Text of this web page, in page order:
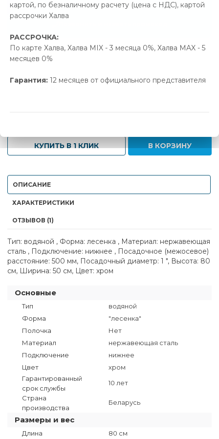
картой, по безналичному расчету (цена с НДС), картой
рассрочки Халва
РАССРОЧКА:
По карте Халва, Халва MIX - 3 месяца 0%, Халва MAX - 5
месяцев 0%
Гарантия: 12 месяцев от официального представителя
Экономия44.00 р.
В наличии
Новая цена Старая цена
КУПИТЬ В 1 КЛИК В КОРЗИНУ
ОПИСАНИЕ
ХАРАКТЕРИСТИКИ
ОТЗЫВОВ (1)
Тип: водяной , Форма: лесенка , Материал: нержавеющая
сталь , Подключение: нижнее , Посадочное (межосевое)
расстояние: 500 мм, Посадочный диаметр: 1 ", Высота: 80
см, Ширина: 50 см, Цвет: хром
Основные
Тип
водяной
Форма
"лесенка"
Полочка
Нет
Материал
нержавеющая сталь
Подключение
нижнее
Цвет
хром
Гарантированный
срок службы
10 лет
Страна
производства
Беларусь
Размеры и вес
Длина 80 см